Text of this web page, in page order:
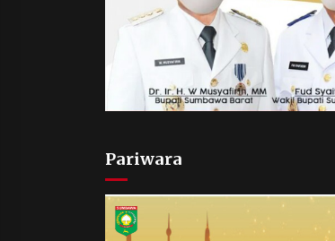
Pariwara